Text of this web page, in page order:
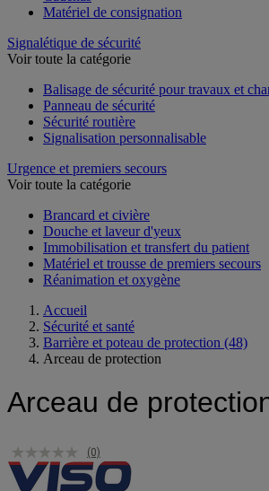
Cadenas
Signalétique de sécurité
Balisage de sécurité pour travaux et
Panneau de sécurité
Sécurité routière
Urgence et premiers secours
Brancard et civière
Douche et laveur d'yeux
Immobilisation et transfert du patient
Matériel et trousse de premiers secours
Accueil
Sécurité et santé
Barrière et poteau de protection
Arceau de
(0)